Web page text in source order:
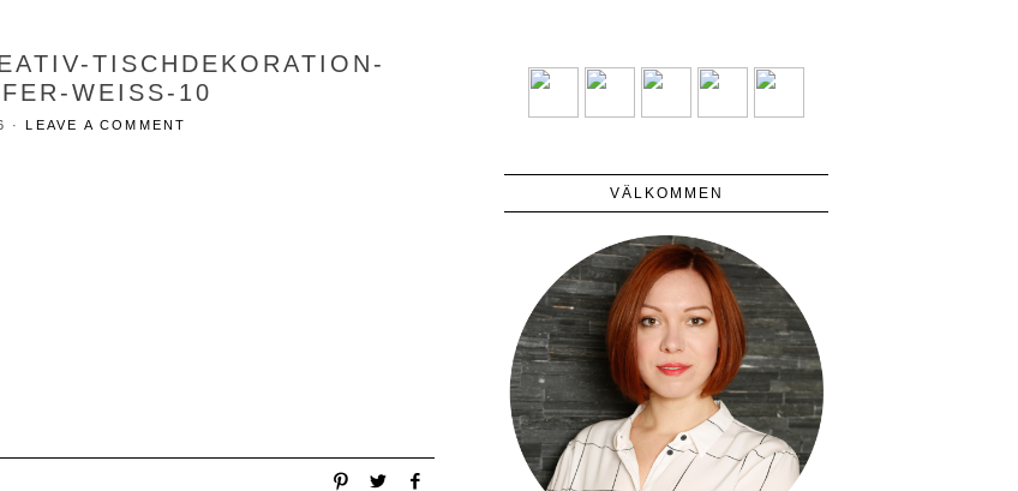
TISCHDEKORATION-
WEISS-10
·LEAVE A COMMENT
VÄLKOMMEN